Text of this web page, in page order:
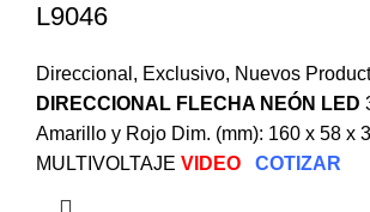
L9046
Direccional , Exclusivo, Nuevos
DIRECCIONAL FLECHA NEÓN LED
Amarillo y Rojo Dim. (mm): 160 x 58 x
MULTIVOLTAJE VIDEO COTIZAR